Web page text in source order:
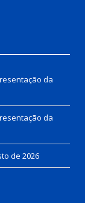
da
da
de 2026